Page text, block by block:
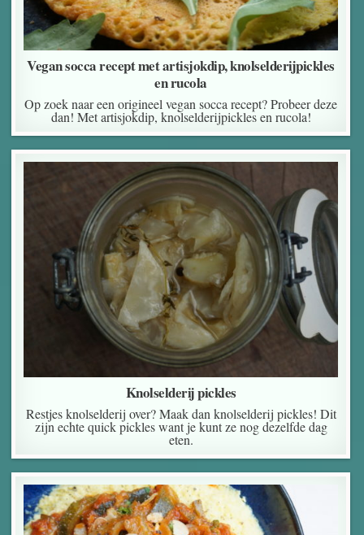
Vegan socca recept met artisjokdip, knolselderijpickles
en rucola
Op zoek naar een origineel vegan socca recept? Probeer deze
dan! Met artisjokdip, knolselderijpickles en rucola!
Knolselderij pickles
Restjes knolselderij over? Maak dan knolselderij pickles! Dit
zijn echte quick pickles want je kunt ze nog dezelfde dag
eten.